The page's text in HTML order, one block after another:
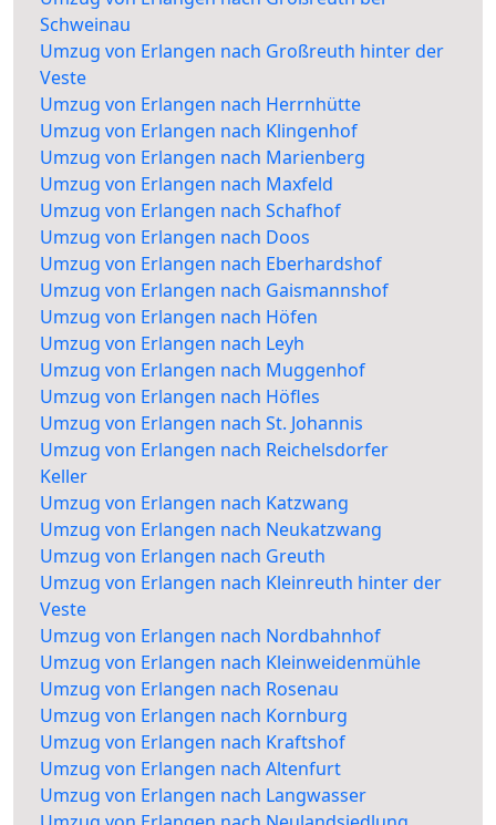
Schweinau
Umzug von Erlangen nach Großreuth hinter der
Veste
Umzug von Erlangen nach Herrnhütte
Umzug von Erlangen nach Klingenhof
Umzug von Erlangen nach Marienberg
Umzug von Erlangen nach Maxfeld
Umzug von Erlangen nach Schafhof
Umzug von Erlangen nach Doos
Umzug von Erlangen nach Eberhardshof
Umzug von Erlangen nach Gaismannshof
Umzug von Erlangen nach Höfen
Umzug von Erlangen nach Leyh
Umzug von Erlangen nach Muggenhof
Umzug von Erlangen nach Höfles
Umzug von Erlangen nach St. Johannis
Umzug von Erlangen nach Reichelsdorfer
Keller
Umzug von Erlangen nach Katzwang
Umzug von Erlangen nach Neukatzwang
Umzug von Erlangen nach Greuth
Umzug von Erlangen nach Kleinreuth hinter der
Veste
Umzug von Erlangen nach Nordbahnhof
Umzug von Erlangen nach Kleinweidenmühle
Umzug von Erlangen nach Rosenau
Umzug von Erlangen nach Kornburg
Umzug von Erlangen nach Kraftshof
Umzug von Erlangen nach Altenfurt
Umzug von Erlangen nach Langwasser